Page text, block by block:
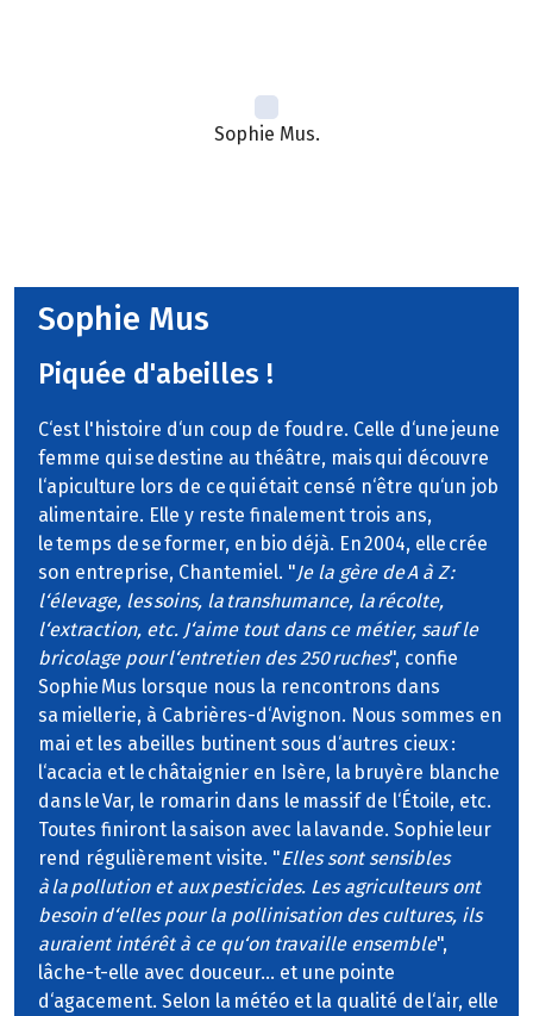
Sophie Mus.
Sophie Mus
Piquée d'abeilles !
C‘est l'histoire d‘un coup de foudre. Celle d‘une jeune
femme qui se destine au théâtre, mais qui découvre
l‘apiculture lors de ce qui était censé n‘être qu‘un job
alimentaire. Elle y reste finalement trois ans,
le temps de se former, en bio déjà. En 2004, elle crée
son entreprise, Chantemiel. "Je la gère de A à Z :
l‘élevage, les soins, la transhumance, la récolte,
l‘extraction, etc. J‘aime tout dans ce métier, sauf le
bricolage pour l‘entretien des 250 ruches", confie
Sophie Mus lorsque nous la rencontrons dans
sa miellerie, à Cabrières-d‘Avignon. Nous sommes en
mai et les abeilles butinent sous d‘autres cieux :
l‘acacia et le châtaignier en Isère, la bruyère blanche
dans le Var, le romarin dans le massif de l‘Étoile, etc.
Toutes finiront la saison avec la lavande. Sophie leur
rend régulièrement visite. "Elles sont sensibles
à la pollution et aux pesticides. Les agriculteurs ont
besoin d‘elles pour la pollinisation des cultures, ils
auraient intérêt à ce qu‘on travaille ensemble",
lâche-t-elle avec douceur… et une pointe
d‘agacement. Selon la météo et la qualité de l‘air, elle